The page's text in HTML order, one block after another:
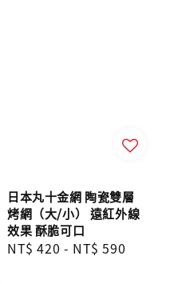
日本丸十金網 陶瓷雙層
烤網（大/小） 遠紅外線
效果 酥脆可口
Regular
NT$ 420 - NT$ 590